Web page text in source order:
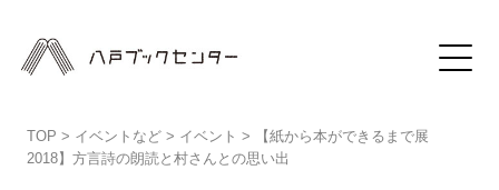
TOP > イベントなど> イベント >
【紙から本ができるまで展
2018】方言詩の朗読と村さんとの思い出